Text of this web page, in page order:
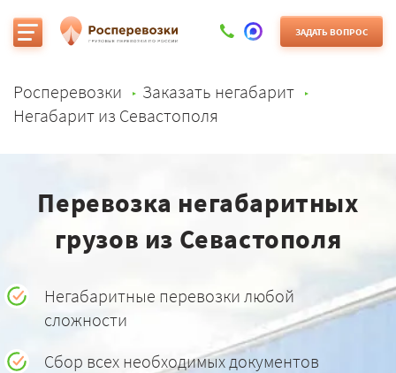
ЗАДАТЬ ВОПРОС
Росперевозки
Заказать негабарит
Негабарит из Севастополя
Перевозка негабаритных
грузов из Севастополя
Негабаритные перевозки любой
сложности
Сбор всех необходимых документов